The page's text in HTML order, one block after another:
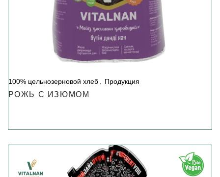
100% цельнозерновой хлеб Продукция
РОЖЬ С ИЗЮМОМ